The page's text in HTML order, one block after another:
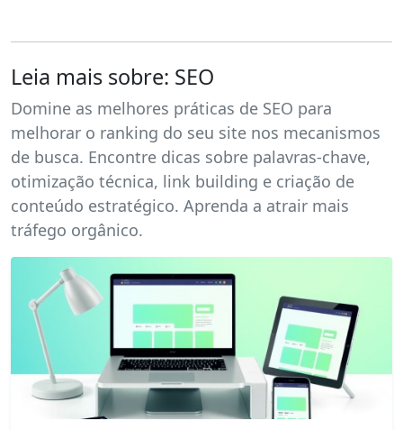
Leia mais sobre: SEO
Domine as melhores práticas de SEO para
melhorar o ranking do seu site nos mecanismos
de busca. Encontre dicas sobre palavras-chave,
otimização técnica, link building e criação de
conteúdo estratégico. Aprenda a atrair mais
tráfego orgânico.